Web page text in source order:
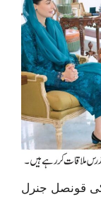
قونصل جنرل